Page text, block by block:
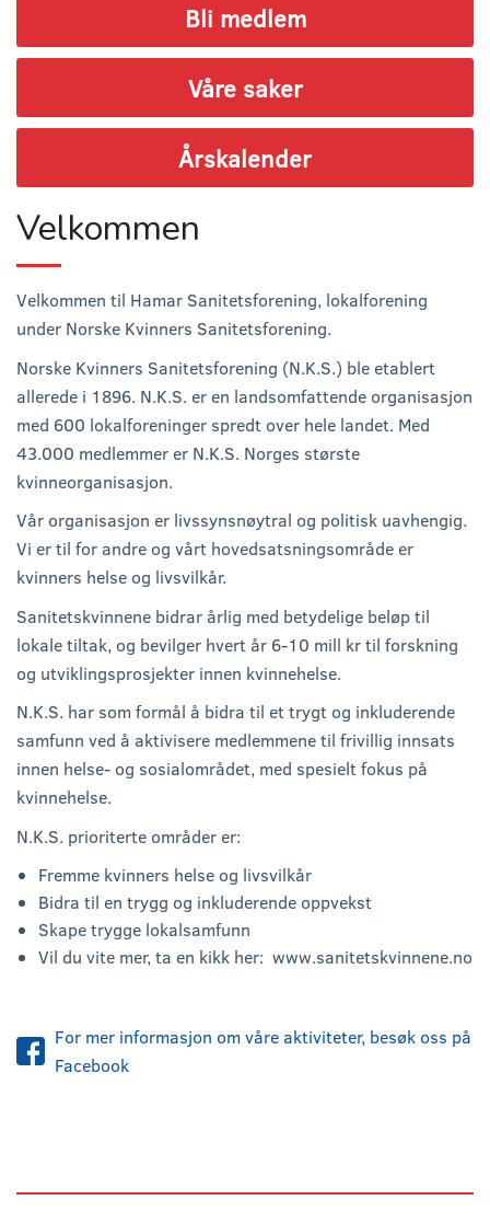
Bli medlem
Våre saker
Årskalender
Velkommen
Velkommen til Hamar Sanitetsforening, lokalforening
under Norske Kvinners Sanitetsforening.
Norske Kvinners Sanitetsforening (N.K.S.) ble etablert
allerede i 1896. N.K.S. er en landsomfattende organisasjon
med 600 lokalforeninger spredt over hele landet. Med
43.000 medlemmer er N.K.S. Norges største
kvinneorganisasjon.
Vår organisasjon er livssynsnøytral og politisk uavhengig.
Vi er til for andre og vårt hovedsatsningsområde er
kvinners helse og livsvilkår.
Sanitetskvinnene bidrar årlig med betydelige beløp til
lokale tiltak, og bevilger hvert år 6-10 mill kr til forskning
og utviklingsprosjekter innen kvinnehelse.
N.K.S. har som formål å bidra til et trygt og inkluderende
samfunn ved å aktivisere medlemmene til frivillig innsats
innen helse- og sosialområdet, med spesielt fokus på
kvinnehelse.
N.K.S. prioriterte områder er:
Fremme kvinners helse og livsvilkår
Bidra til en trygg og inkluderende oppvekst
Skape trygge lokalsamfunn
Vil du vite mer, ta en kikk her: www.sanitetskvinnene.no
For mer informasjon om våre aktiviteter, besøk oss på
Facebook